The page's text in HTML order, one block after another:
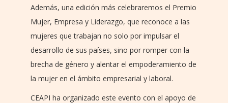
Además, una edición más celebraremos el Premio
Mujer, Empresa y Liderazgo, que reconoce a las
mujeres que trabajan no solo por impulsar el
desarrollo de sus países, sino por romper con la
brecha de género y alentar el empoderamiento de
la mujer en el ámbito empresarial y laboral.
CEAPI ha organizado este evento con el apoyo de